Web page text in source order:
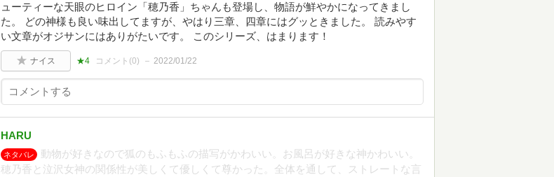
ューティーな天眼のヒロイン「穂乃香」ちゃんも登場し、物語が鮮やかになってきまし
た。 どの神様も良い味出してますが、やはり三章、四章にはグッときました。 読みやす
い文章がオジサンにはありがたいです。 このシリーズ、はまります！
ナイス ★4 コメント(0) 2022/01/22
HARU
ネタバレ
動物が好きなので狐のもふもふの描写がかわいい。お風呂が好きな神かわいい。
穂乃香と泣沢女神の関係性が美しくて優しくて尊かった。全体を通して、ストレートな言